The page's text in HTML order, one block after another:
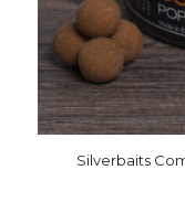
Silverbaits